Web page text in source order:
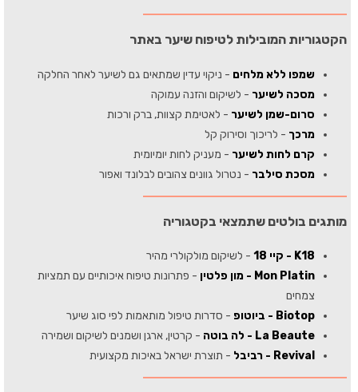
הקטגוריות המובילות לטיפוח שיער באתר
שמפו ללא מלחים - ניקוי עדין שמתאים גם לשיער לאחר החלקה
מסכה לשיער - לשיקום והזנה עמוקה
סרום-שמן לשיער - לאטימת קצוות, ברק ורכות
מרכך - לריכוך וסירוק קל
קרם לחות לשיער - מעניק לחות יומיומית
מסכת סילבר - נטרול גוונים צהובים לבלונד ואפור
מותגים בולטים שתמצאי בקטגוריה
K18 - קיי 18
- לשיקום מולקולרי מהיר
Mon Platin - מון פלטין
- פתרונות טיפוח איכותיים עם תמציות
צמחים
Biotop - ביוטופ
- סדרות טיפול מותאמות לפי סוג שיער
La Beaute - לה בוטה
- קרטין, ארגן ושמנים לשיקום ושמירה
Revival - רביבל
- תוצרת ישראל באיכות מקצועית